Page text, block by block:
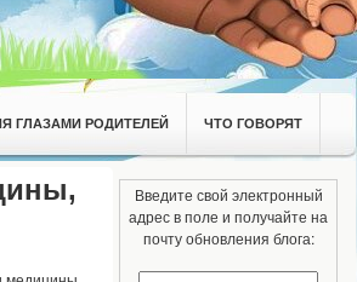
ГЛАЗАМИ РОДИТЕЛЕЙ ЧТО ГОВОРЯТ
Введите свой электронный
адрес в поле и получайте на
почту обновления блога: